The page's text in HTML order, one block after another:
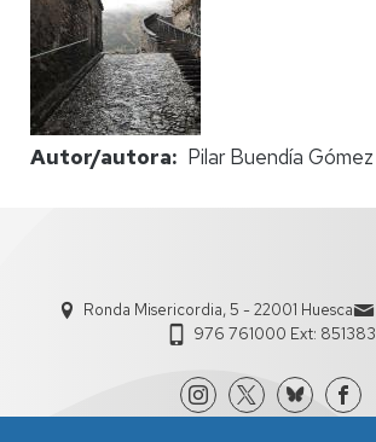
Autor/autora Pilar Buendía Gómez
Ronda Misericordia, 5 - 22001 Huesca
976 761000 Ext: 851383